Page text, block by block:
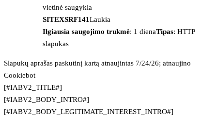
vietinė saugykla
SITEXSRF141Laukia
Ilgiausia saugojimo trukmė: 1 dienaTipas: HTTP
slapukas
Slapukų aprašas paskutinį kartą atnaujintas 7/24/26; atnaujino
Cookiebot
[#IABV2_TITLE#]
[#IABV2_BODY_INTRO#]
[#IABV2_BODY_LEGITIMATE_INTEREST_INTRO#]